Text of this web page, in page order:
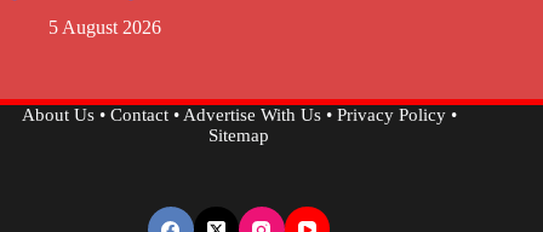
5 August 2026
About Us• Contact•Advertise With Us• Privacy Policy•
Sitemap